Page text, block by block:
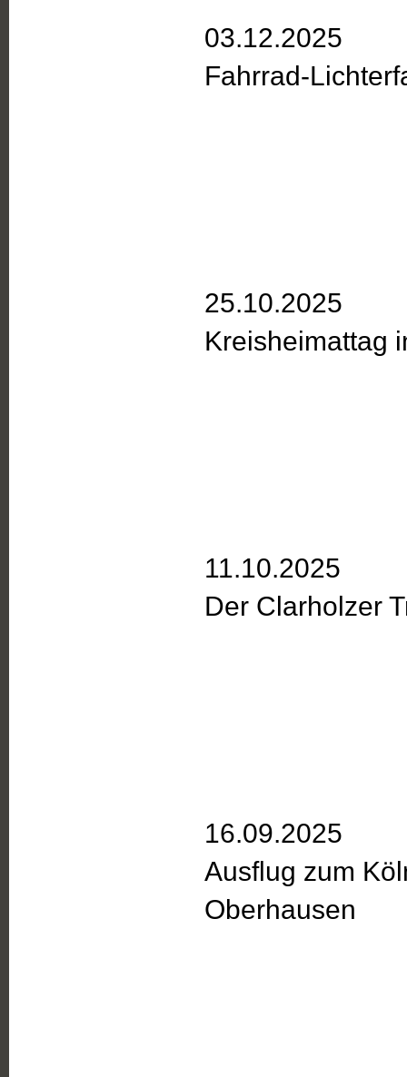
03.12.2025
Fahrrad-
25.10.2025
Kreisheimattag
11.10.2025
Der Clarholzer
16.09.2025
Ausflug zum
Oberhausen